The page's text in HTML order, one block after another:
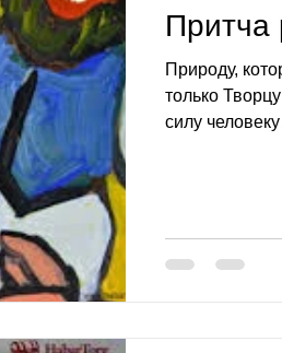
Притча
Природу,
только
силу